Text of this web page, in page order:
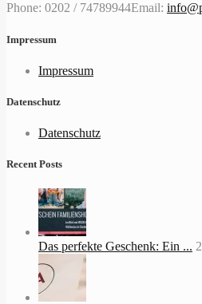
Phone: 0202 / 74789944Email:
Impressum
Impressum
Datenschutz
Datenschutz
Recent Posts
Das perfekte Geschenk: Ein ...